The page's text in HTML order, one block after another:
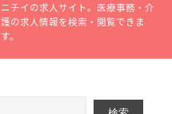
ニチイの求人サイト。医療事務・介
護の求人情報を検索・閲覧できま
す。